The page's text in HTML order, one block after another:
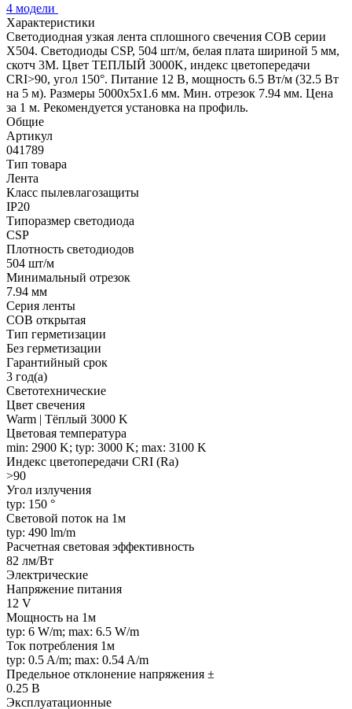
4 модели
Характеристики
Светодиодная узкая лента сплошного свечения COB серии
X504. Светодиоды CSP, 504 шт/м, белая плата шириной 5 мм,
скотч 3M. Цвет ТЕПЛЫЙ 3000K, индекс цветопередачи
CRI>90, угол 150°. Питание 12 В, мощность 6.5 Вт/м (32.5 Вт
на 5 м). Размеры 5000х5х1.6 мм. Мин. отрезок 7.94 мм. Цена
за 1 м. Рекомендуется установка на профиль.
Общие
Артикул
041789
Тип товара
Лента
Класс пылевлагозащиты
IP20
Типоразмер светодиода
CSP
Плотность светодиодов
504 шт/м
Минимальный отрезок
7.94 мм
Серия ленты
COB открытая
Тип герметизации
Без герметизации
Гарантийный срок
3 год(а)
Светотехнические
Цвет свечения
Warm | Тёплый 3000 K
Цветовая температура
min: 2900 K; typ: 3000 K; max: 3100 K
Индекс цветопередачи CRI (Ra)
>90
Угол излучения
typ: 150 °
Световой поток на 1м
typ: 490 lm/m
Расчетная световая эффективность
82 лм/Вт
Электрические
Напряжение питания
12 V
Мощность на 1м
typ: 6 W/m; max: 6.5 W/m
Ток потребления 1м
typ: 0.5 A/m; max: 0.54 A/m
Предельное отклонение напряжения ±
0.25 В
Эксплуатационные